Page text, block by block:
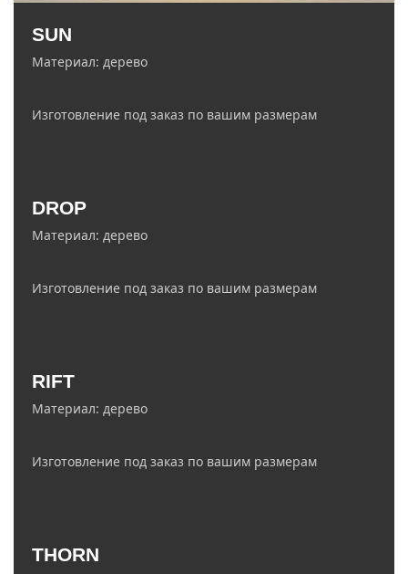
SUN
Материал: дерево
Изготовление под заказ по вашим размерам
8 (843) 245-68-58
DROP
Материал: дерево
Изготовление под заказ по вашим размерам
+7 (927) 468-85-75
RIFT
Материал: дерево
Изготовление под заказ по вашим размерам
8 (843) 245-68-58
THORN